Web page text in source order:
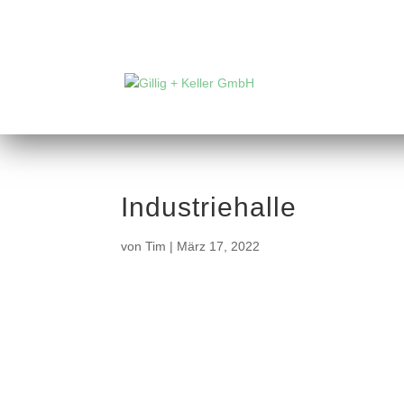
Industriehalle
vonTim | März 17, 2022